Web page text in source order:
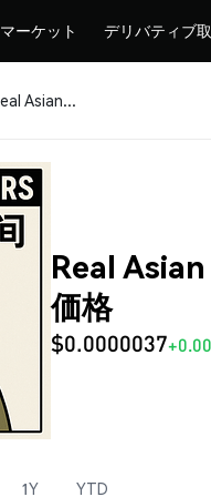
マーケット デリバティブ
CHINAWINS (Real Asian Hours)
Real
価格
$0.0000037
1Y YTD